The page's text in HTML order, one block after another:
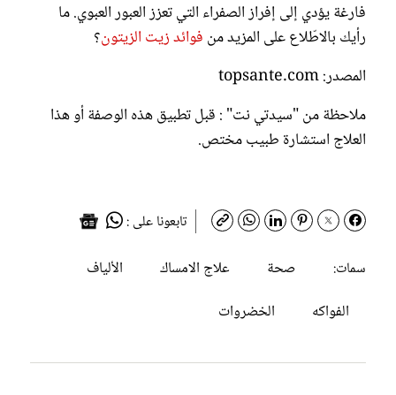
فارغة يؤدي إلى إفراز الصفراء التي تعزز العبور العبوي. ما
رأيك بالاطّلاع على المزيد من فوائد زيت الزيتون؟
المصدر: topsante.com
ملاحظة من "سيدتي نت" : قبل تطبيق هذه الوصفة أو هذا
العلاج استشارة طبيب مختص.
تابعونا على :
سمات:
صحة علاج الامساك
الألياف
الفواكه
الخضروات